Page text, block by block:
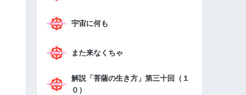
宇宙に何も
また来なくちゃ
解説「菩薩の生き方」第三十回（１
０）